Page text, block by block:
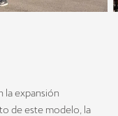
la expansión
de este modelo, la